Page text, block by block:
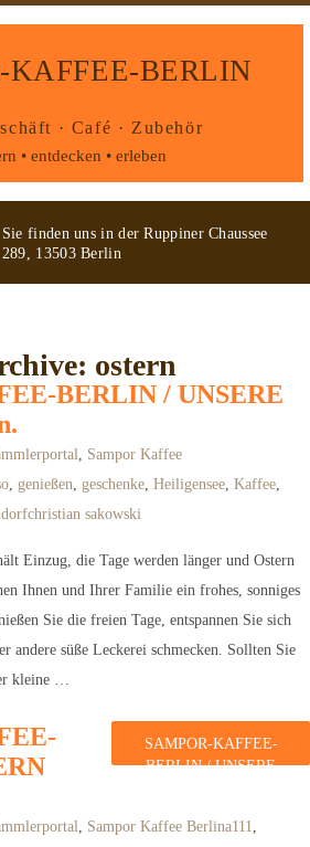
KAFFEE-BERLIN
· Café · Zubehör
• entdecken • erleben
Sie finden uns in der Ruppiner Chaussee
289, 13503 Berlin
ostern
BERLIN / UNSERE
, Sampor Kaffee
, genießen, geschenke, Heiligensee, Kaffee,
christian sakowski
Einzug, die Tage werden länger und Ostern
Ihnen und Ihrer Familie ein frohes, sonniges
Sie die freien Tage, entspannen Sie sich
andere süße Leckerei schmecken. Sollten Sie
kleine …
SAMPOR-KAFFEE-
BERLIN / UNSERE
, Sampor Kaffee Berlina111,